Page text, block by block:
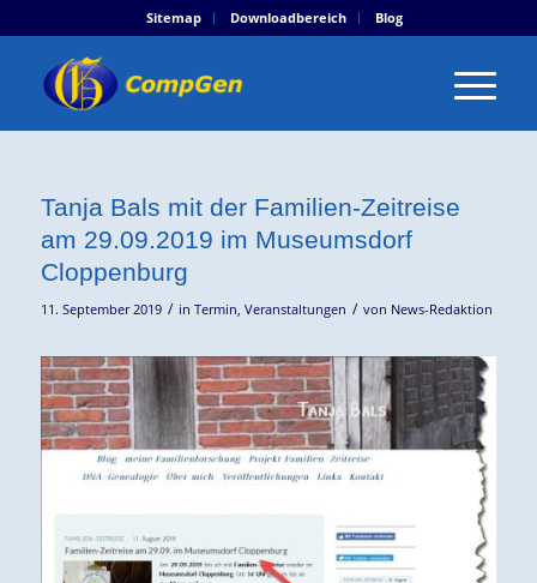
Sitemap Downloadbereich Blog
Tanja Bals mit der Familien-Zeitreise
am 29.09.2019 im Museumsdorf
Cloppenburg
11. September 2019 / in Termin, Veranstaltungen / von News-Redaktion